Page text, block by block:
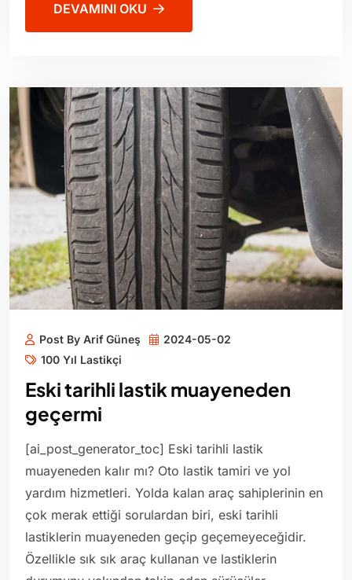
DEVAMINI OKU
Post By Arif Güneş
2024-05-02
100 Yıl Lastikçi
Eski tarihli lastik muayeneden
geçermi
[ai_post_generator_toc] Eski tarihli lastik
muayeneden kalır mı? Oto lastik tamiri ve yol
yardım hizmetleri. Yolda kalan araç sahiplerinin en
çok merak ettiği sorulardan biri, eski tarihli
lastiklerin muayeneden geçip geçemeyeceğidir.
Özellikle sık sık araç kullanan ve lastiklerin